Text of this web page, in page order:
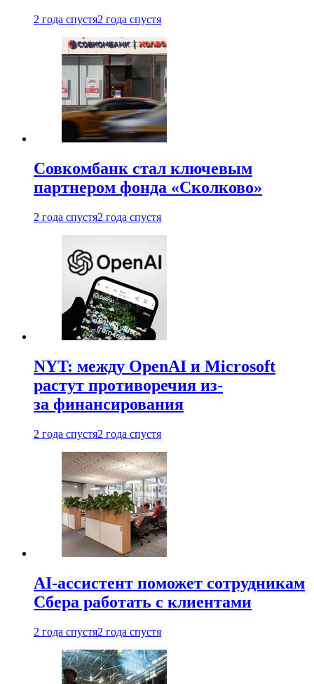
2 года спустя2 года спустя
Совкомбанк стал ключевым
партнером фонда «Сколково»
2 года спустя2 года спустя
NYT: между OpenAI и Microsoft
растут противоречия из-
за финансирования
2 года спустя2 года спустя
AI-ассистент поможет сотрудникам
Сбера работать с клиентами
2 года спустя2 года спустя